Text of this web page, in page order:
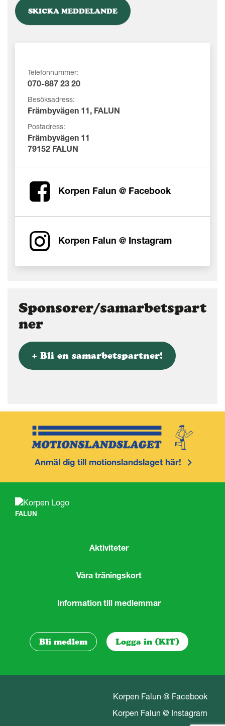
Telefonnummer:
070-887 23 20
Besöksadress:
Främbyvägen 11, FALUN
Postadress:
Främbyvägen 11
79152 FALUN
Korpen Falun @ Facebook
Korpen Falun @ Instagram
Sponsorer/samarbetspart
ner
+ Bli en samarbetspartner!
Anmäl dig till motionslandslaget här!
FALUN
Aktiviteter
Våra träningskort
Information till medlemmar
Bli medlem Logga in (KIT)
Korpen Falun @ Facebook
Korpen Falun @ Instagram